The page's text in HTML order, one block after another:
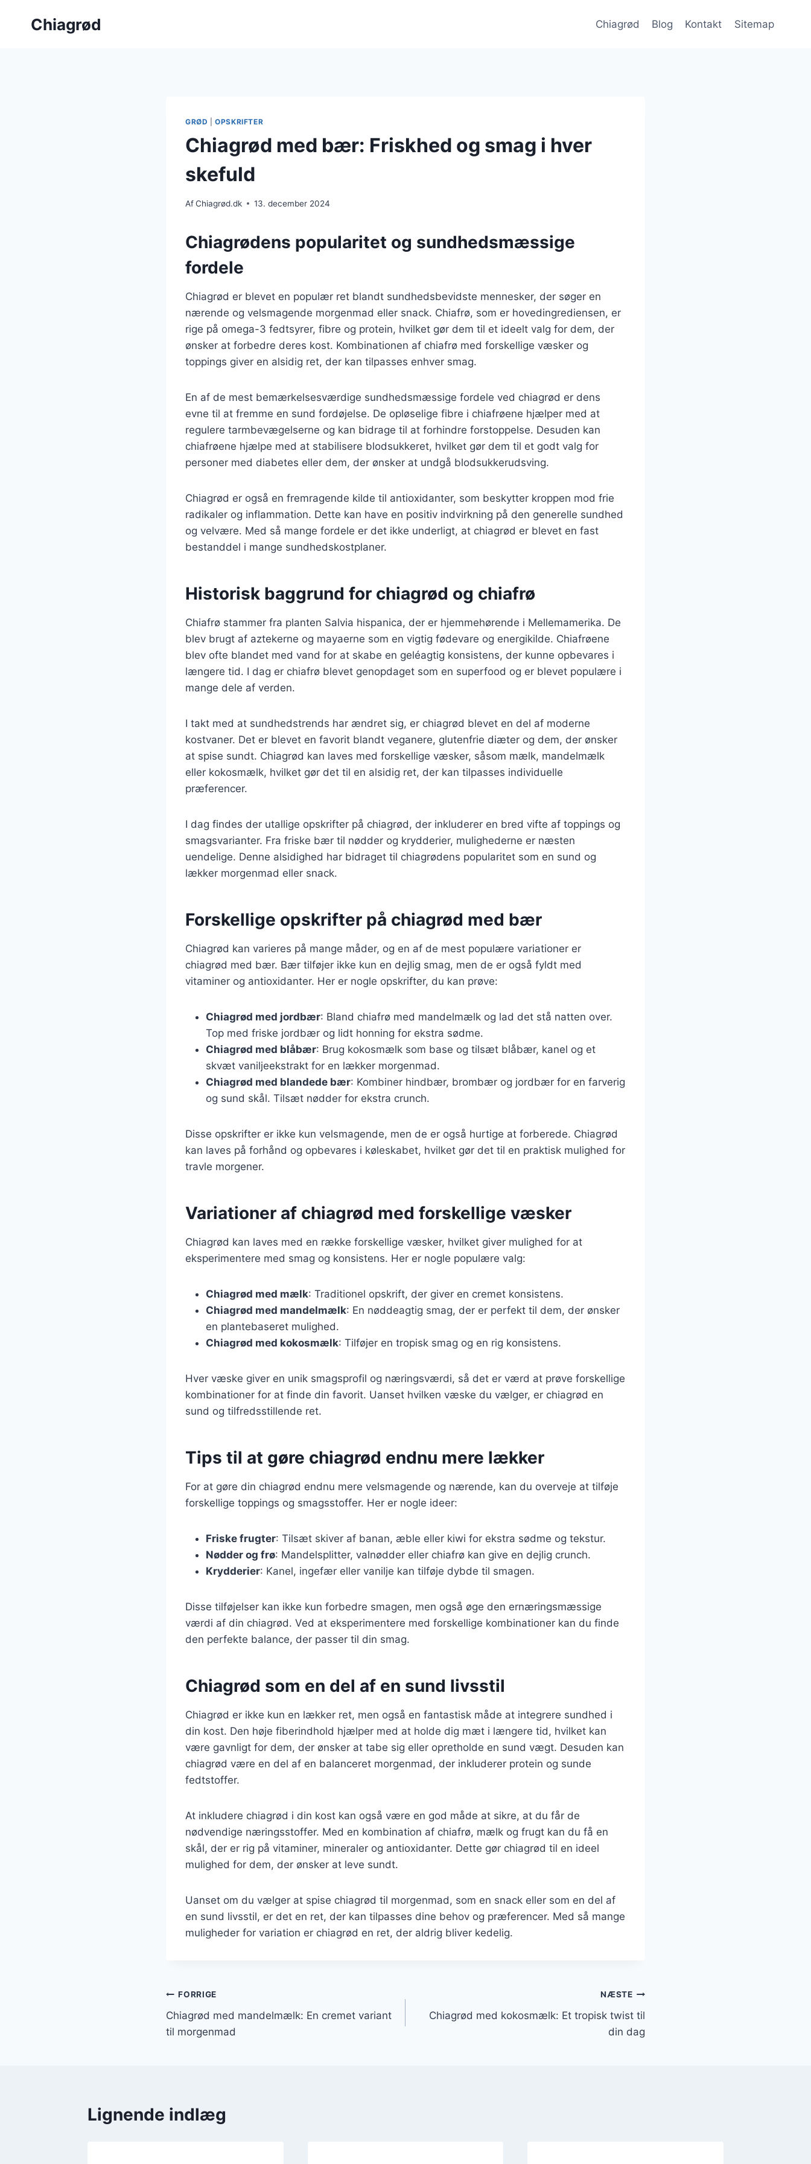
Chiagrød Chiagrød Blog Kontakt Sitemap
GRØD |OPSKRIFTER
Chiagrød med bær: Friskhed og smag i hver
skefuld
AfChiagrød.dk 13. december 2024
Chiagrødens popularitet og sundhedsmæssige
fordele
Chiagrød er blevet en populær ret blandt sundhedsbevidste mennesker, der søger en
nærende og velsmagende morgenmad eller snack. Chiafrø, som er hovedingrediensen, er
rige på omega-3 fedtsyrer, fibre og protein, hvilket gør dem til et ideelt valg for dem, der
ønsker at forbedre deres kost. Kombinationen af chiafrø med forskellige væsker og
toppings giver en alsidig ret, der kan tilpasses enhver smag.
En af de mest bemærkelsesværdige sundhedsmæssige fordele ved chiagrød er dens
evne til at fremme en sund fordøjelse. De opløselige fibre i chiafrøene hjælper med at
regulere tarmbevægelserne og kan bidrage til at forhindre forstoppelse. Desuden kan
chiafrøene hjælpe med at stabilisere blodsukkeret, hvilket gør dem til et godt valg for
personer med diabetes eller dem, der ønsker at undgå blodsukkerudsving.
Chiagrød er også en fremragende kilde til antioxidanter, som beskytter kroppen mod frie
radikaler og inflammation. Dette kan have en positiv indvirkning på den generelle sundhed
og velvære. Med så mange fordele er det ikke underligt, at chiagrød er blevet en fast
bestanddel i mange sundhedskostplaner.
Historisk baggrund for chiagrød og chiafrø
Chiafrø stammer fra planten Salvia hispanica, der er hjemmehørende i Mellemamerika. De
blev brugt af aztekerne og mayaerne som en vigtig fødevare og energikilde. Chiafrøene
blev ofte blandet med vand for at skabe en geléagtig konsistens, der kunne opbevares i
længere tid. I dag er chiafrø blevet genopdaget som en superfood og er blevet populære i
mange dele af verden.
I takt med at sundhedstrends har ændret sig, er chiagrød blevet en del af moderne
kostvaner. Det er blevet en favorit blandt veganere, glutenfrie diæter og dem, der ønsker
at spise sundt. Chiagrød kan laves med forskellige væsker, såsom mælk, mandelmælk
eller kokosmælk, hvilket gør det til en alsidig ret, der kan tilpasses individuelle
præferencer.
I dag findes der utallige opskrifter på chiagrød, der inkluderer en bred vifte af toppings og
smagsvarianter. Fra friske bær til nødder og krydderier, mulighederne er næsten
uendelige. Denne alsidighed har bidraget til chiagrødens popularitet som en sund og
lækker morgenmad eller snack.
Forskellige opskrifter på chiagrød med bær
Chiagrød kan varieres på mange måder, og en af de mest populære variationer er
chiagrød med bær. Bær tilføjer ikke kun en dejlig smag, men de er også fyldt med
vitaminer og antioxidanter. Her er nogle opskrifter, du kan prøve:
Chiagrød med jordbær: Bland chiafrø med mandelmælk og lad det stå natten over.
Top med friske jordbær og lidt honning for ekstra sødme.
Chiagrød med blåbær: Brug kokosmælk som base og tilsæt blåbær, kanel og et
skvæt vaniljeekstrakt for en lækker morgenmad.
Chiagrød med blandede bær: Kombiner hindbær, brombær og jordbær for en farverig
og sund skål. Tilsæt nødder for ekstra crunch.
Disse opskrifter er ikke kun velsmagende, men de er også hurtige at forberede. Chiagrød
kan laves på forhånd og opbevares i køleskabet, hvilket gør det til en praktisk mulighed for
travle morgener.
Variationer af chiagrød med forskellige væsker
Chiagrød kan laves med en række forskellige væsker, hvilket giver mulighed for at
eksperimentere med smag og konsistens. Her er nogle populære valg:
Chiagrød med mælk: Traditionel opskrift, der giver en cremet konsistens.
Chiagrød med mandelmælk: En nøddeagtig smag, der er perfekt til dem, der ønsker
en plantebaseret mulighed.
Chiagrød med kokosmælk: Tilføjer en tropisk smag og en rig konsistens.
Hver væske giver en unik smagsprofil og næringsværdi, så det er værd at prøve forskellige
kombinationer for at finde din favorit. Uanset hvilken væske du vælger, er chiagrød en
sund og tilfredsstillende ret.
Tips til at gøre chiagrød endnu mere lækker
For at gøre din chiagrød endnu mere velsmagende og nærende, kan du overveje at tilføje
forskellige toppings og smagsstoffer. Her er nogle ideer:
Friske frugter: Tilsæt skiver af banan, æble eller kiwi for ekstra sødme og tekstur.
Nødder og frø: Mandelsplitter, valnødder eller chiafrø kan give en dejlig crunch.
Krydderier: Kanel, ingefær eller vanilje kan tilføje dybde til smagen.
Disse tilføjelser kan ikke kun forbedre smagen, men også øge den ernæringsmæssige
værdi af din chiagrød. Ved at eksperimentere med forskellige kombinationer kan du finde
den perfekte balance, der passer til din smag.
Chiagrød som en del af en sund livsstil
Chiagrød er ikke kun en lækker ret, men også en fantastisk måde at integrere sundhed i
din kost. Den høje fiberindhold hjælper med at holde dig mæt i længere tid, hvilket kan
være gavnligt for dem, der ønsker at tabe sig eller opretholde en sund vægt. Desuden kan
chiagrød være en del af en balanceret morgenmad, der inkluderer protein og sunde
fedtstoffer.
At inkludere chiagrød i din kost kan også være en god måde at sikre, at du får de
nødvendige næringsstoffer. Med en kombination af chiafrø, mælk og frugt kan du få en
skål, der er rig på vitaminer, mineraler og antioxidanter. Dette gør chiagrød til en ideel
mulighed for dem, der ønsker at leve sundt.
Uanset om du vælger at spise chiagrød til morgenmad, som en snack eller som en del af
en sund livsstil, er det en ret, der kan tilpasses dine behov og præferencer. Med så mange
muligheder for variation er chiagrød en ret, der aldrig bliver kedelig.
Indlægsnavigation
FORRIGE
Chiagrød med mandelmælk: En cremet variant
til morgenmad
NÆSTE
Chiagrød med kokosmælk: Et tropisk twist til
din dag
Lignende indlæg